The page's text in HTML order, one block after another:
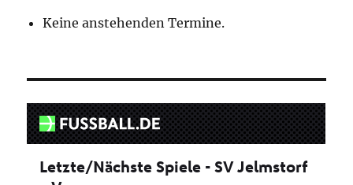
Keine anstehenden Termine.